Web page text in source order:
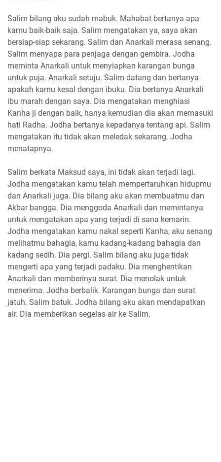
Salim bilang aku sudah mabuk. Mahabat bertanya apa
kamu baik-baik saja. Salim mengatakan ya, saya akan
bersiap-siap sekarang. Salim dan Anarkali merasa senang.
Salim menyapa para penjaga dengan gembira. Jodha
meminta Anarkali untuk menyiapkan karangan bunga
untuk puja. Anarkali setuju. Salim datang dan bertanya
apakah kamu kesal dengan ibuku. Dia bertanya Anarkali
ibu marah dengan saya. Dia mengatakan menghiasi
Kanha ji dengan baik, hanya kemudian dia akan memasuki
hati Radha. Jodha bertanya kepadanya tentang api. Salim
mengatakan itu tidak akan meledak sekarang. Jodha
menatapnya.
Salim berkata Maksud saya, ini tidak akan terjadi lagi.
Jodha mengatakan kamu telah mempertaruhkan hidupmu
dan Anarkali juga. Dia bilang aku akan membuatmu dan
Akbar bangga. Dia menggoda Anarkali dan memintanya
untuk mengatakan apa yang terjadi di sana kemarin.
Jodha mengatakan kamu nakal seperti Kanha, aku senang
melihatmu bahagia, kamu kadang-kadang bahagia dan
kadang sedih. Dia pergi. Salim bilang aku juga tidak
mengerti apa yang terjadi padaku. Dia menghentikan
Anarkali dan memberinya surat. Dia menolak untuk
menerima. Jodha berbalik. Karangan bunga dan surat
jatuh. Salim batuk. Jodha bilang aku akan mendapatkan
air. Dia memberikan segelas air ke Salim.